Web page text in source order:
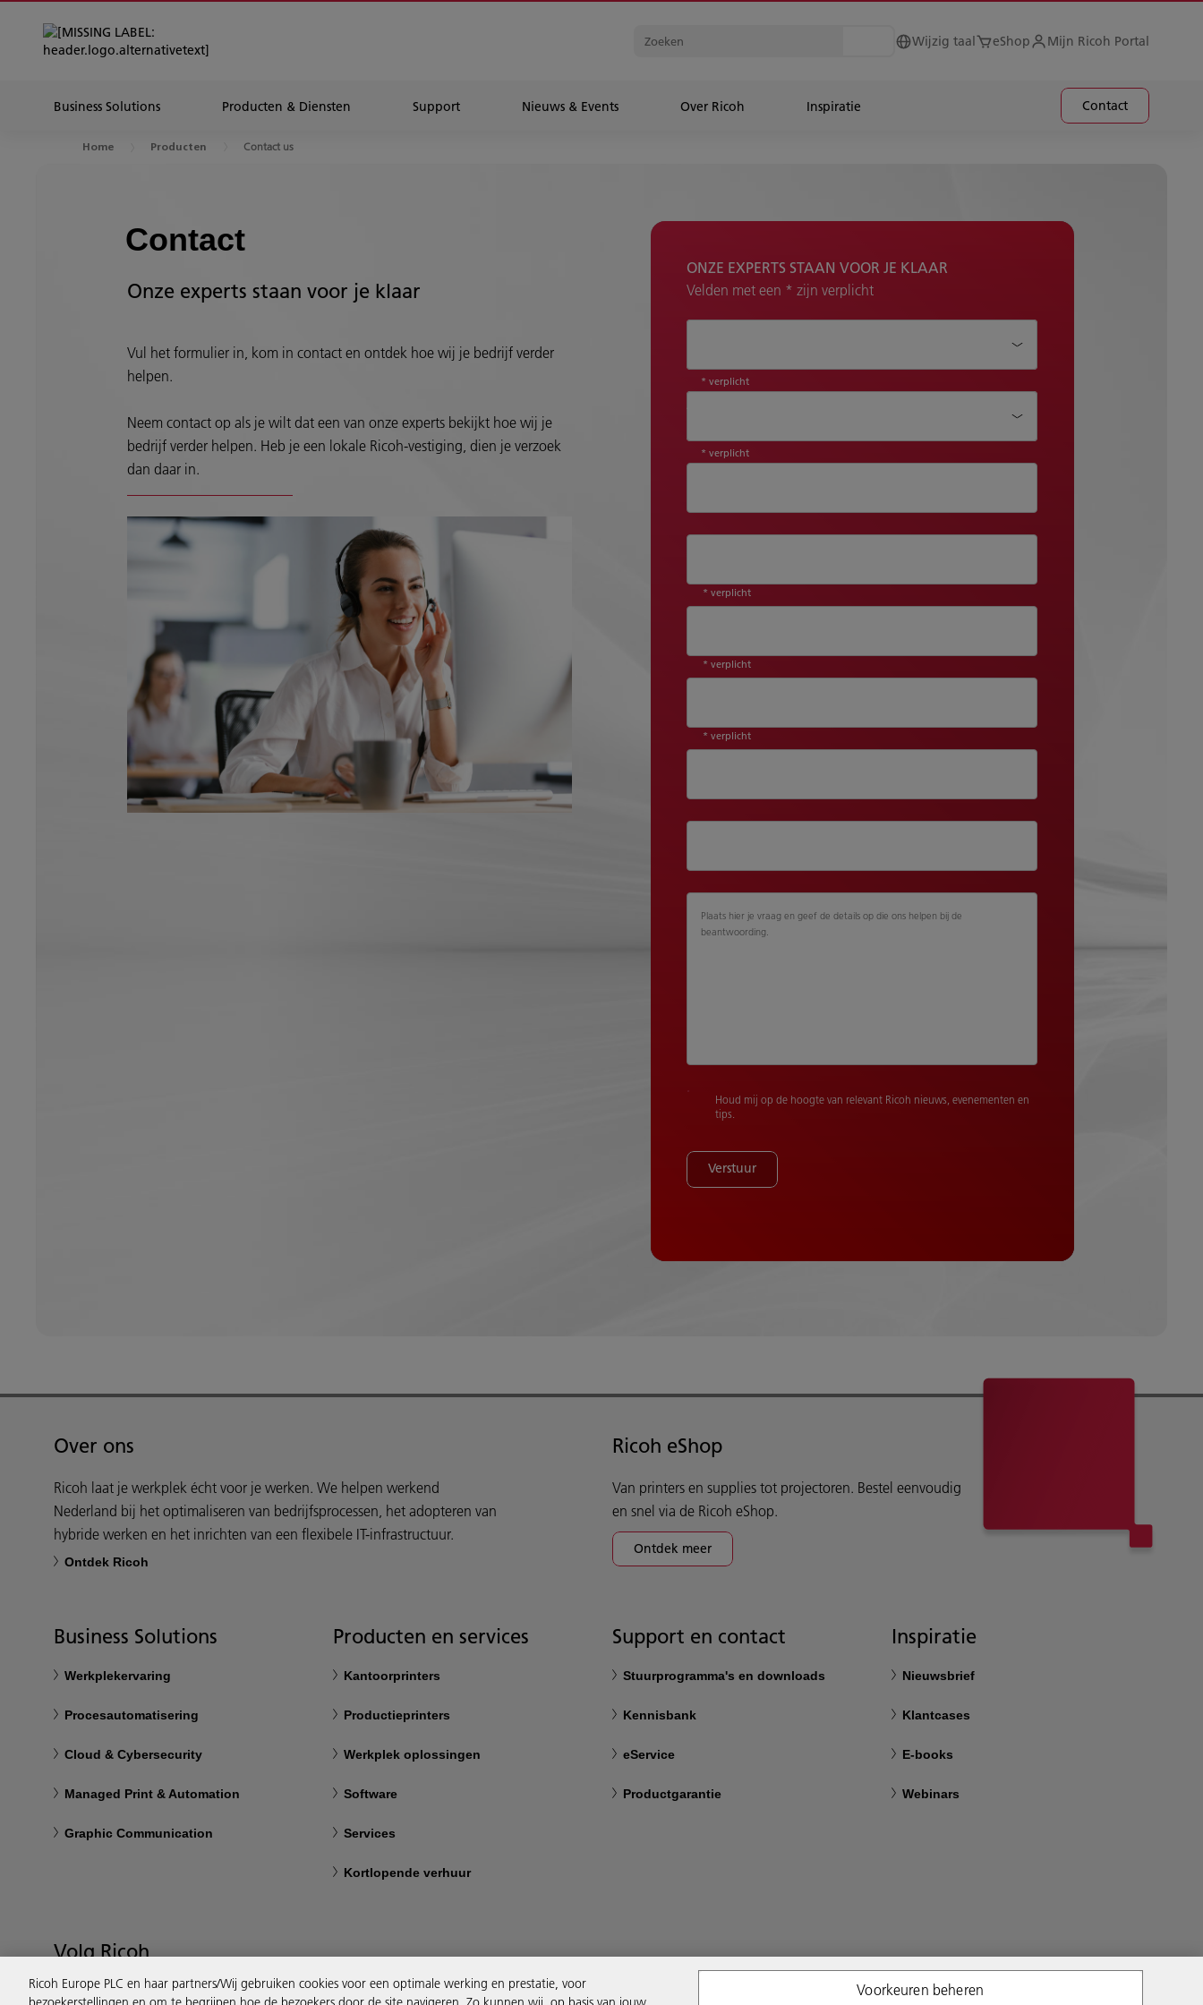
Wijzig taal eShop Mijn Ricoh Portal
Business Solutions Producten & Diensten Support Nieuws & Events Over Ricoh Inspiratie Contact
Home Producten Contact us
Contact
Onze experts staan voor je klaar
Vul het formulier in, kom in contact en ontdek hoe wij je bedrijf verder
helpen.
Neem contact op als je wilt dat een van onze experts bekijkt hoe wij je
bedrijf verder helpen. Heb je een lokale Ricoh-vestiging, dien je verzoek
dan daar in.
ONZE EXPERTS STAAN VOOR JE KLAAR
Velden met een * zijn verplicht
* verplicht
* verplicht
* verplicht
* verplicht
* verplicht
Plaats hier je vraag en geef de details op die ons helpen bij de
beantwoording.
Houd mij op de hoogte van relevant Ricoh nieuws, evenementen en
tips.
Verstuur
Over ons
Ricoh laat je werkplek écht voor je werken. We helpen werkend
Nederland bij het optimaliseren van bedrijfsprocessen, het adopteren van
hybride werken en het inrichten van een flexibele IT-infrastructuur.
Ontdek Ricoh
Ricoh eShop
Van printers en supplies tot projectoren. Bestel eenvoudig
en snel via de Ricoh eShop.
Ontdek meer
Business Solutions
Werkplekervaring
Procesautomatisering
Cloud & Cybersecurity
Managed Print & Automation
Graphic Communication
Producten en services
Kantoorprinters
Productieprinters
Werkplek oplossingen
Software
Services
Kortlopende verhuur
Support en contact
Stuurprogramma's en downloads
Kennisbank
eService
Productgarantie
Inspiratie
Nieuwsbrief
Klantcases
E-books
Webinars
Volg Ricoh
Ricoh Europe PLC en haar partners/Wij gebruiken cookies voor een optimale werking en prestatie, voor
Voorkeuren beheren